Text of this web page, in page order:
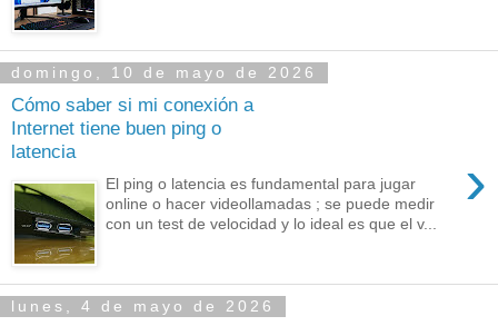
domingo, 10 de mayo de 2026
Cómo saber si mi conexión a
Internet tiene buen ping o
latencia
›
El ping o latencia es fundamental para jugar
online o hacer videollamadas ; se puede medir
con un test de velocidad y lo ideal es que el v...
lunes, 4 de mayo de 2026